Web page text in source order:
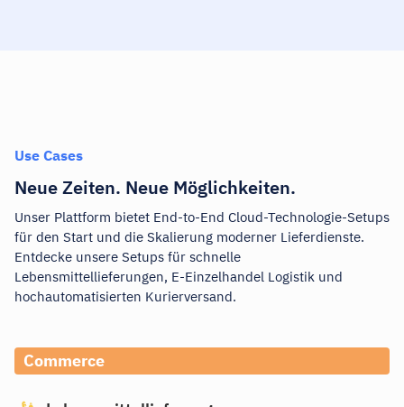
Use Cases
Neue Zeiten. Neue Möglichkeiten.
Unser Plattform bietet End-to-End Cloud-Technologie-Setups
für den Start und die Skalierung moderner Lieferdienste.
Entdecke unsere Setups für schnelle
Lebensmittellieferungen, E-Einzelhandel Logistik und
hochautomatisierten Kurierversand.
Commerce